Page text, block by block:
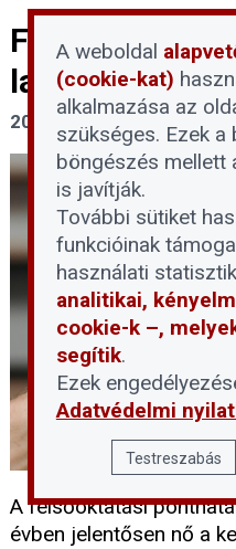
Fontos
lakáskiadásról
2026. július 31.
A felsőoktatási
évben jelentősen nő a
A weboldal
(cookie-kat)
alkalmazása az
szükséges. Ezek
böngészés mellett
is javítják.
További sütiket
funkcióinak
használati
analitikai,
cookie-k –,
segítik.
Ezek
Adatvédelmi
Testreszabás